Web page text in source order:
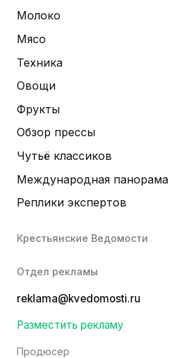
Молоко
Мясо
Техника
Овощи
Фрукты
Обзор прессы
Чутьё классиков
Международная панорама
Реплики экспертов
Крестьянские Ведомости
Отдел рекламы
reklama@kvedomosti.ru
Разместить рекламу
Продюсер